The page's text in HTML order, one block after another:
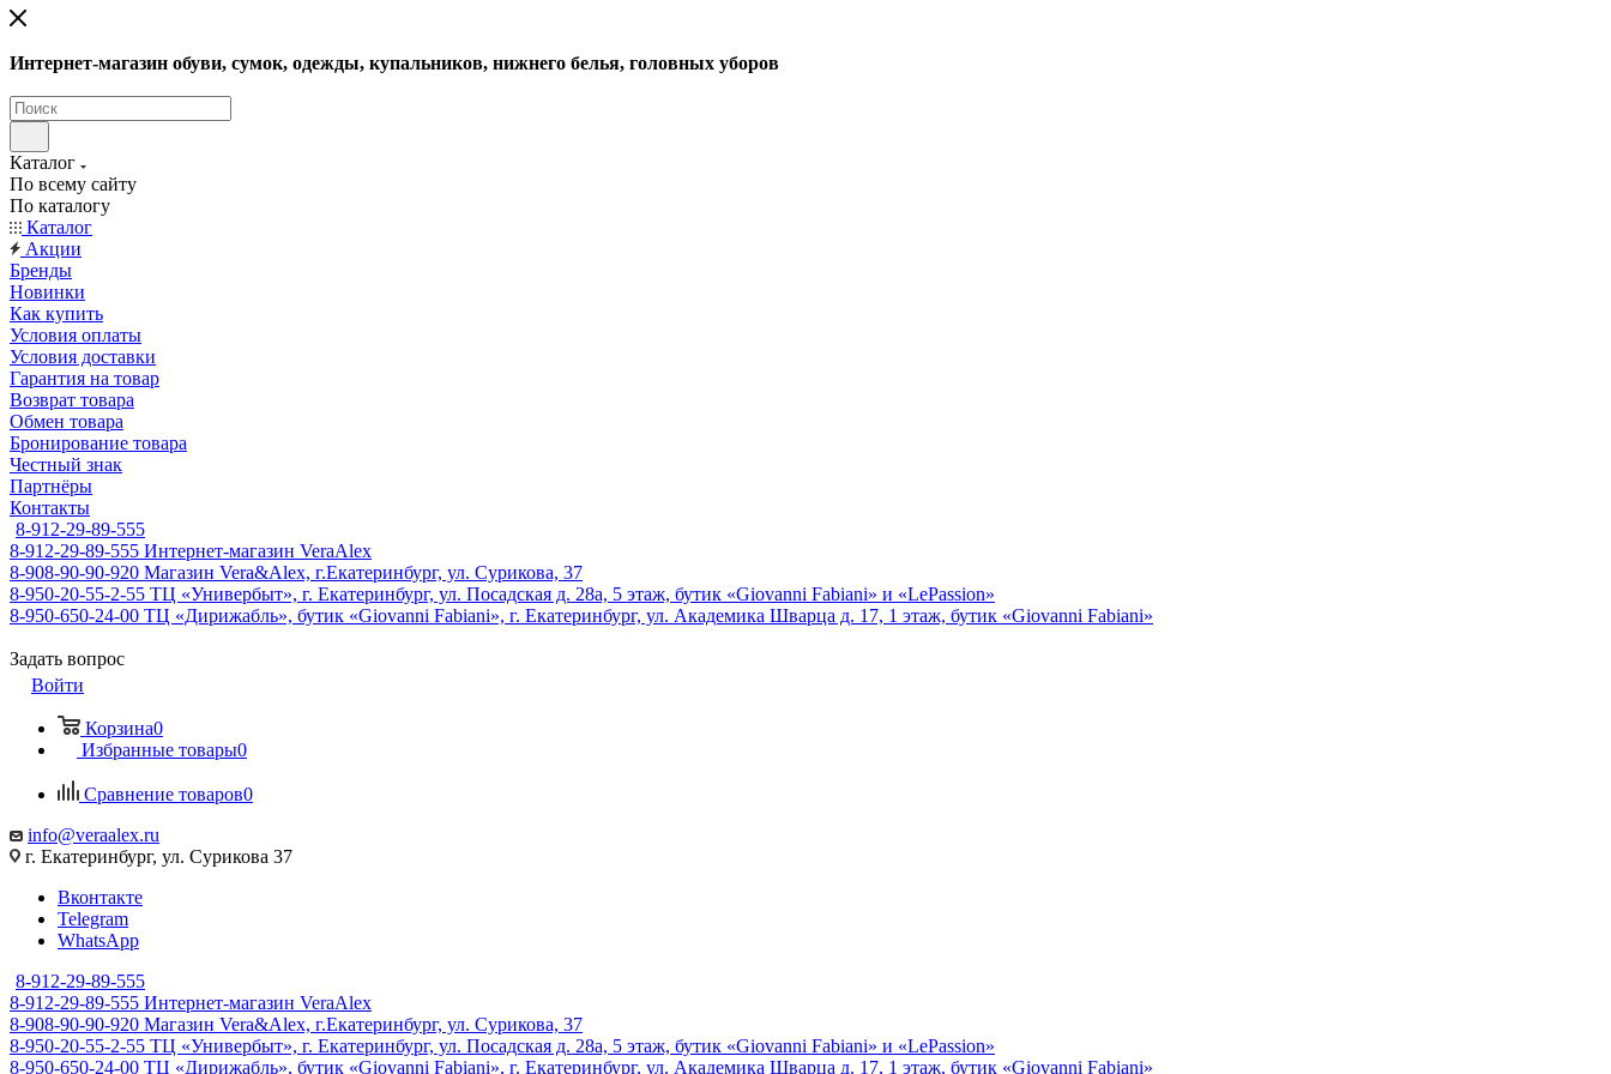
Интернет-магазин обуви, сумок, одежды, купальников, нижнего белья, головных уборов
Каталог
По всему сайту
По каталогу
Каталог
Акции
Бренды
Новинки
Как купить
Условия оплаты
Условия доставки
Гарантия на товар
Возврат товара
Обмен товара
Бронирование товара
Честный знак
Партнёры
Контакты
8-912-29-89-555
8-912-29-89-555 Интернет-магазин VeraAlex
8-908-90-90-920 Магазин Vera&Alex, г.Екатеринбург, ул. Сурикова, 37
8-950-20-55-2-55 ТЦ «Универбыт», г. Екатеринбург, ул. Посадская д. 28а, 5 этаж, бутик «Giovanni Fabiani» и «LePassion»
8-950-650-24-00 ТЦ «Дирижабль», бутик «Giovanni Fabiani», г. Екатеринбург, ул. Академика Шварца д. 17, 1 этаж, бутик «Giovanni Fabiani»
Задать вопрос
Войти
Корзина0
Избранные товары0
Сравнение товаров0
info@veraalex.ru
г. Екатеринбург, ул. Сурикова 37
Вконтакте
Telegram
WhatsApp
8-912-29-89-555
8-912-29-89-555 Интернет-магазин VeraAlex
8-908-90-90-920 Магазин Vera&Alex, г.Екатеринбург, ул. Сурикова, 37
8-950-20-55-2-55 ТЦ «Универбыт», г. Екатеринбург, ул. Посадская д. 28а, 5 этаж, бутик «Giovanni Fabiani» и «LePassion»
8-950-650-24-00 ТЦ «Дирижабль», бутик «Giovanni Fabiani», г. Екатеринбург, ул. Академика Шварца д. 17, 1 этаж, бутик «Giovanni Fabiani»